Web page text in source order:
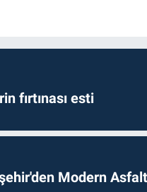
fırtınası esti
Modern